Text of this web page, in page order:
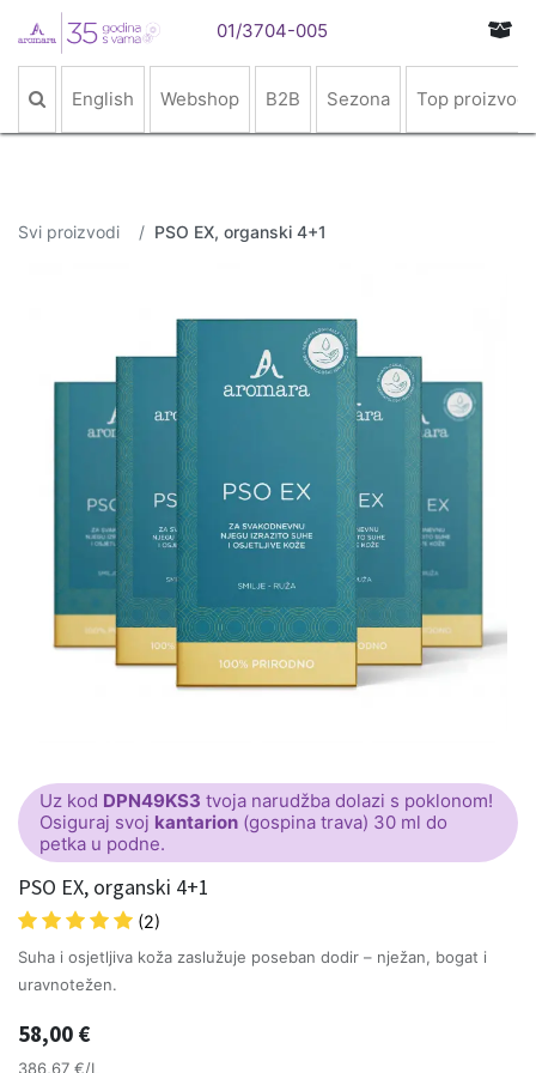
01/3704-005
English Webshop B2B Sezona Top proizvodi
Svi proizvodi PSO EX, organski 4+1
Uz kod DPN49KS3 tvoja narudžba dolazi s poklonom!
Osiguraj svoj kantarion (gospina trava) 30 ml do
petka u podne.
PSO EX, organski 4+1
(2)
Suha i osjetljiva koža zaslužuje poseban dodir – nježan, bogat i
uravnotežen.
58,00 €
386,67 €/L